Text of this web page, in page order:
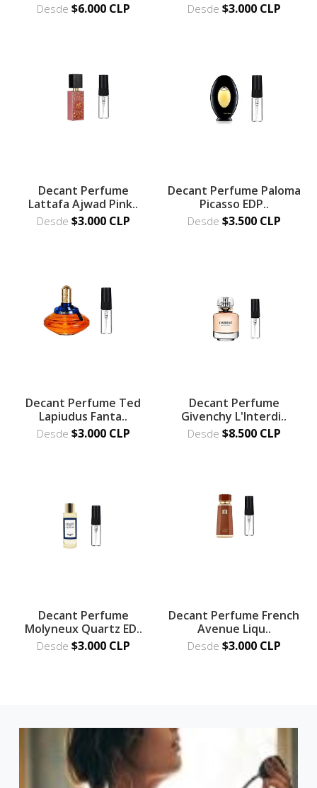
Desde $6.000 CLP Desde $3.000 CLP
Decant Perfume
Lattafa Ajwad Pink..
Desde $3.000 CLP
Decant Perfume Paloma
Picasso EDP..
Desde $3.500 CLP
Decant Perfume Ted
Lapiudus Fanta..
Desde $3.000 CLP
Decant Perfume
Givenchy L'Interdi..
Desde $8.500 CLP
Decant Perfume
Molyneux Quartz ED..
Desde $3.000 CLP
Decant Perfume French
Avenue Liqu..
Desde $3.000 CLP